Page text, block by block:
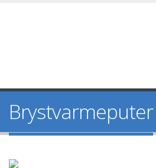
Brystvarmeputer